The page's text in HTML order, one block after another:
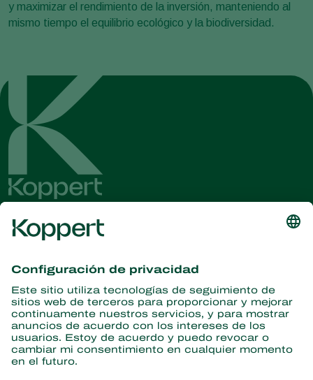
y maximizar el rendimiento de la inversión, manteniendo al
mismo tiempo el equilibrio ecológico y la biodiversidad.
información
Suscríbase aquí
Partners with Nature